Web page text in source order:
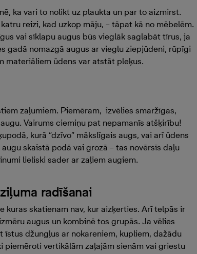
ka vari to nolikt uz plaukta un par to aizmirst.
reizi, kad uzkop māju, – tāpat kā no mēbelēm.
vai sīklapu augus būs vieglāk saglabāt tīrus, ja
gadā nomazgā augus ar vieglu ziepjūdeni, rūpīgi
materiāliem ūdens var atstāt pleķus.
zaļumiem. Piemēram, izvēlies smaržīgas,
Vairums ciemiņu pat nepamanīs atšķirību!
kurā “dzīvo” mākslīgais augs, vai arī ūdens
skaistā podā vai grozā – tas novērsīs daļu
lieliski sader ar zaļiem augiem.
radīšanai
kuras skatienam nav, kur aizķerties. Arī telpās ir
augus un kombinē tos grupās. Ja vēlies
džungļus ar nokareniem, kupliem, dažādu
piemēroti vertikālām zaļajām sienām vai griestu